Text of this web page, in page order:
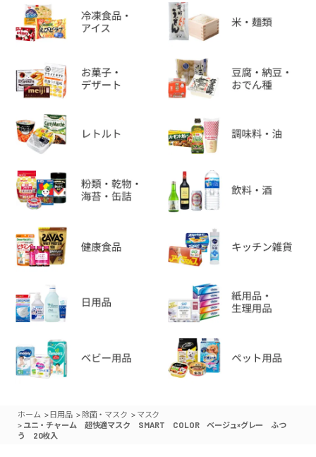
ホーム > 日用品 > 除菌・マスク > マスク
> ユニ・チャーム 超快適マスク SMART COLOR ベージュ×グレー ふつ
う 20枚入